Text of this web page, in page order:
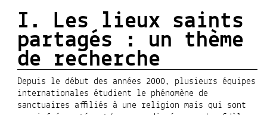
I. Les lieux saints
partagés : un thème
de recherche
Depuis le début des années 2000, plusieurs équipes
internationales étudient le phénomène de
sanctuaires affiliés à une religion mais qui sont